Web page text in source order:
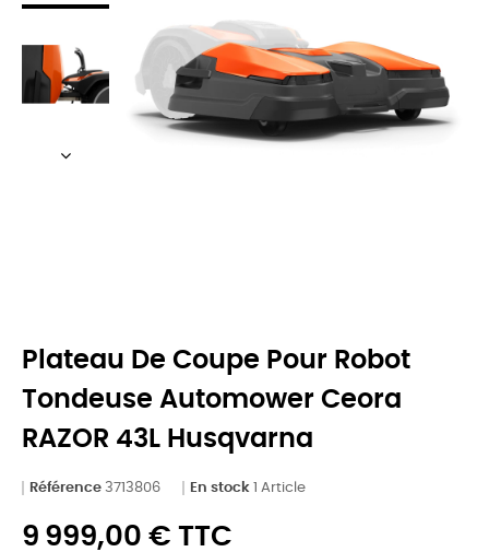
Plateau De Coupe Pour Robot
Tondeuse Automower Ceora
RAZOR 43L Husqvarna
Référence 3713806 En stock 1 Article
9 999,00 € TTC